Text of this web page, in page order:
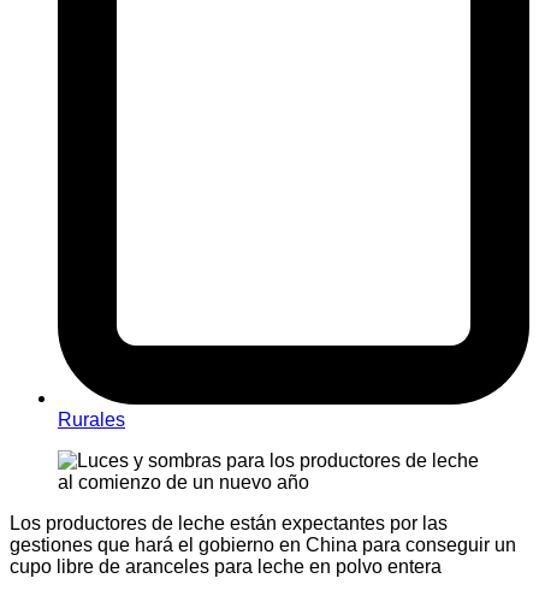
Rurales
Los productores de leche están expectantes por las
gestiones que hará el gobierno en China para conseguir un
cupo libre de aranceles para leche en polvo entera